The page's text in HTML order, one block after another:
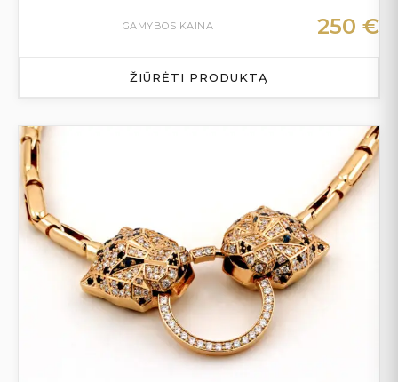
GAMYBOS KAINA 250 €
ŽIŪRĖTI PRODUKTĄ